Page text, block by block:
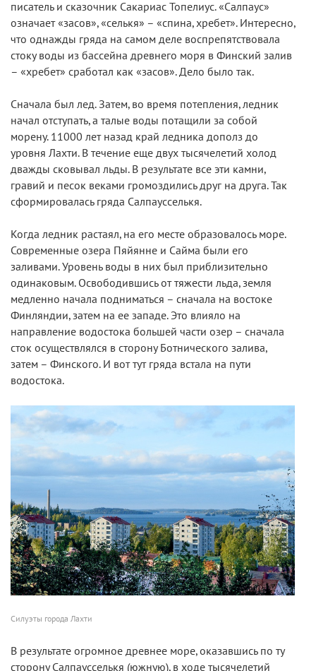
писатель и сказочник Сакариас Топелиус. «Салпаус»
означает «засов», «селькя» – «спина, хребет». Интересно,
что однажды гряда на самом деле воспрепятствовала
стоку воды из бассейна древнего моря в Финский залив
– «хребет» сработал как «засов». Дело было так.
Сначала был лед. Затем, во время потепления, ледник
начал отступать, а талые воды потащили за собой
морену. 11000 лет назад край ледника дополз до
уровня Лахти. В течение еще двух тысячелетий холод
дважды сковывал льды. В результате все эти камни,
гравий и песок веками громоздились друг на друга. Так
сформировалась гряда Салпаусселькя.
Когда ледник растаял, на его месте образовалось море.
Современные озера Пяйянне и Сайма были его
заливами. Уровень воды в них был приблизительно
одинаковым. Освободившись от тяжести льда, земля
медленно начала подниматься – сначала на востоке
Финляндии, затем на ее западе. Это влияло на
направление водостока большей части озер – сначала
сток осуществлялся в сторону Ботнического залива,
затем – Финского. И вот тут гряда встала на пути
водостока.
Силуэты города Лахти
В результате огромное древнее море, оказавшись по ту
сторону Салпаусселькя (южную), в ходе тысячелетий